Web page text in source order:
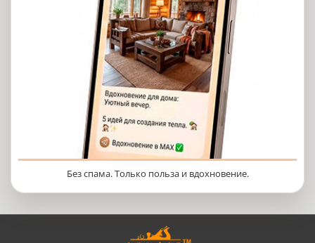
Без спама. Только польза и вдохновение.